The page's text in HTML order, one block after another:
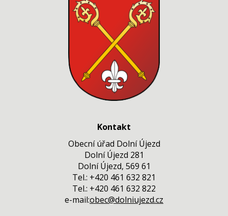
Kontakt
Obecní úřad Dolní Újezd
Dolní Újezd 281
Dolní Újezd, 569 61
Tel.: +420 461 632 821
Tel.: +420 461 632 822
e-mail:obec@dolniujezd.cz